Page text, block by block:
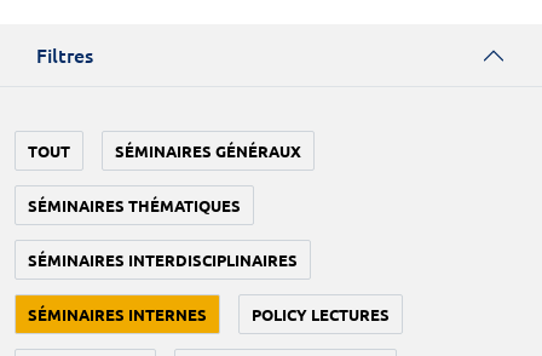
Filtres
TOUT SÉMINAIRES GÉNÉRAUX
SÉMINAIRES THÉMATIQUES
SÉMINAIRES INTERDISCIPLINAIRES
SÉMINAIRES INTERNES POLICY LECTURES